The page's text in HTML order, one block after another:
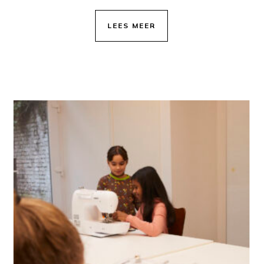
LEES MEER